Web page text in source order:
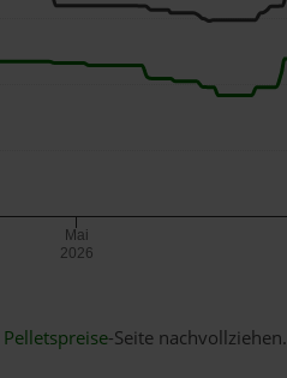
Mai
2026
Pelletspreise-Seite nachvollziehen.